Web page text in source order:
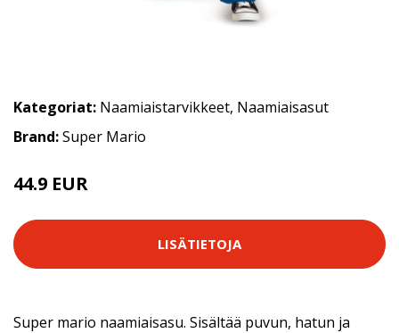
Kategoriat: Naamiaistarvikkeet, Naamiaisasut
Brand:Super Mario
44.9 EUR
LISÄTIETOJA
Super mario naamiaisasu. Sisältää puvun, hatun ja